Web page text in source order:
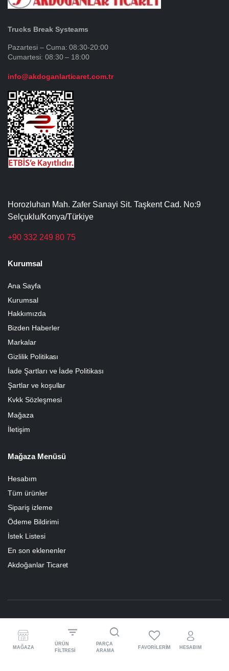
Trucks Break Systeams
Pazartesi – Cuma: 08:30-20:00
Cumartesi: 08:30 – 18:00
info@akdoganlarticaret.com.tr
Horozluhan Mah. Zafer Sanayi Sit. Taşkent Cad. No:9
Selçuklu/Konya/Türkiye
+90 332 249 80 75
Kurumsal
Ana Sayfa
Kurumsal
Hakkımızda
Bizden Haberler
Markalar
Gizlilik Politikası
İade Şartları ve İade Politikası
Şartlar ve koşullar
Kvkk Sözleşmesi
Mağaza
İletişim
Mağaza Menüsü
Hesabım
Tüm ürünler
Sipariş izleme
Ödeme Bildirimi
İstek Listesi
En son eklenenler
Akdoğanlar Ticaret
MAĞAZA
ÜRÜN
FILTRESI
PARÇA
ARAMA
FAVORILERIM HESABIM